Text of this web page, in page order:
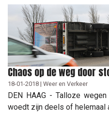
Chaos op de weg door
18-01-2018 | Weer en Verkeer
DEN HAAG - Talloze
woedt zijn deels of helemaal